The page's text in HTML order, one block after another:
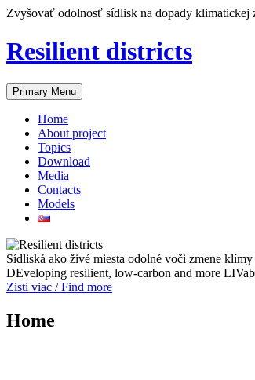
Skip
content
Zvyšovať odolnosť sídlisk na dopady klimatickej
Resilient districts
Primary Menu
Home
About project
Topics
Download
Media
Contacts
Models
Sídliská ako živé miesta odolné voči zmene klímy
DEveloping resilient, low-carbon and more
Zisti viac / Find more
Home